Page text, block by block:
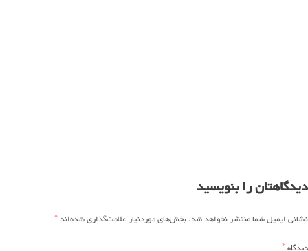
دیدگاهتان را بنویسید
نشانی ایمیل شما منتشر نخواهد شد.بخش‌های موردنیاز علامت‌گذاری شده‌اند*